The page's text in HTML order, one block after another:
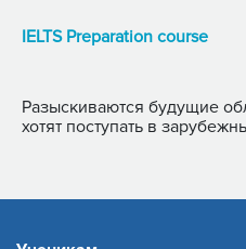
IELTS Preparation course
Разыскиваются будущие
хотят поступать в